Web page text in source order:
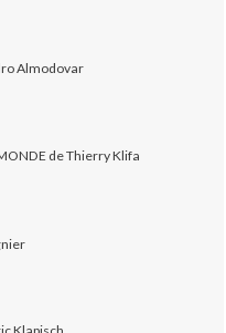
Almodovar
de Thierry Klifa